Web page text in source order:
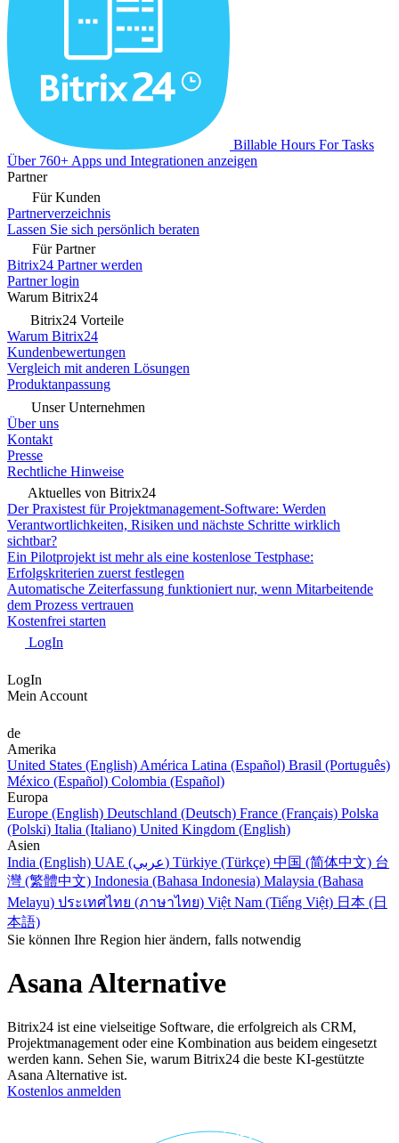
Billable Hours For Tasks
Über 760+ Apps und Integrationen anzeigen
Partner
Für Kunden
Partnerverzeichnis
Lassen Sie sich persönlich beraten
Für Partner
Bitrix24 Partner werden
Partner login
Warum Bitrix24
Bitrix24 Vorteile
Warum Bitrix24
Kundenbewertungen
Vergleich mit anderen Lösungen
Produktanpassung
Unser Unternehmen
Über uns
Kontakt
Presse
Rechtliche Hinweise
Aktuelles von Bitrix24
Der Praxistest für Projektmanagement-Software: Werden
Verantwortlichkeiten, Risiken und nächste Schritte wirklich
sichtbar?
Ein Pilotprojekt ist mehr als eine kostenlose Testphase:
Erfolgskriterien zuerst festlegen
Automatische Zeiterfassung funktioniert nur, wenn Mitarbeitende
dem Prozess vertrauen
Kostenfrei starten
LogIn
LogIn
Mein Account
de
Amerika
United States (English) América Latina (Español) Brasil (Português)
México (Español) Colombia (Español)
Europa
Europe (English) Deutschland (Deutsch) France (Français) Polska
(Polski) Italia (Italiano) United Kingdom (English)
Asien
India (English)
UAE (عربي) Türkiye (Türkçe) 中国 (简体中文) 台
灣 (繁體中文) Indonesia (Bahasa Indonesia) Malaysia (Bahasa
Melayu) ประเทศไทย (ภาษาไทย) Việt Nam (Tiếng Việt) 日本 (日
本語)
Sie können Ihre Region hier ändern, falls notwendig
Asana Alternative
Bitrix24 ist eine vielseitige Software, die erfolgreich als CRM,
Projektmanagement oder eine Kombination aus beidem eingesetzt
werden kann. Sehen Sie, warum Bitrix24 die beste KI-gestützte
Asana Alternative ist.
Kostenlos anmelden